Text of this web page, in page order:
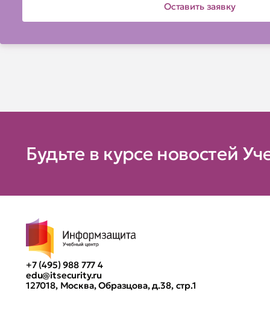
Оставить заявку
Будьте в курсе новостей
+7 (495) 988 777 4
edu@itsecurity.ru
127018, Москва, Образцова, д.38, стр.1